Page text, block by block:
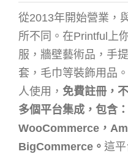
從2013年開始營業，
所不同。在Printful上
服，牆壁藝術品，手
套，毛巾等裝飾用品
人使用， 免費註冊，
多個平台集成，包含
WooCommerce，
BigCommerce。 這